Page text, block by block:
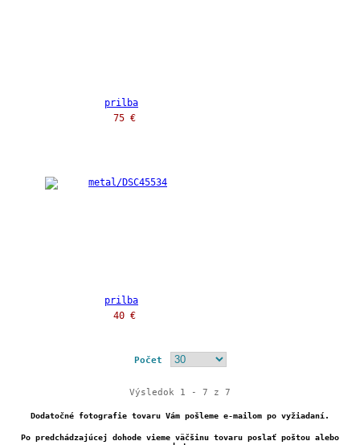
prilba
75 €
prilba
40 €
Počet
Výsledok 1 - 7 z 7
Dodatočné fotografie tovaru Vám pošleme e-mailom po vyžiadaní.
Po predchádzajúcej dohode vieme väčšinu tovaru poslať poštou alebo